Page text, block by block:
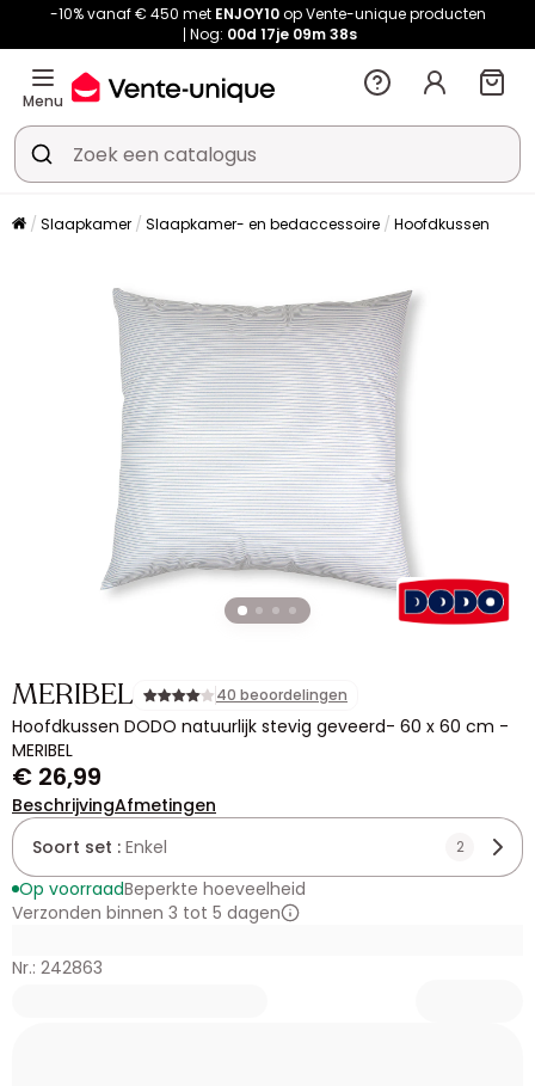
-10% vanaf € 450 met ENJOY10op Vente-unique producten
Nog: 00d 17je 09m 38s
Menu
Slaapkamer Slaapkamer- en bedaccessoire Hoofdkussen
MERIBEL 40 beoordelingen
Hoofdkussen DODO natuurlijk stevig geveerd- 60 x 60 cm -
MERIBEL
€ 26,99
BeschrijvingAfmetingen
Soort set : Enkel 2
Op voorraadBeperkte hoeveelheid
Verzonden binnen 3 tot 5 dagen
Nr.: 242863